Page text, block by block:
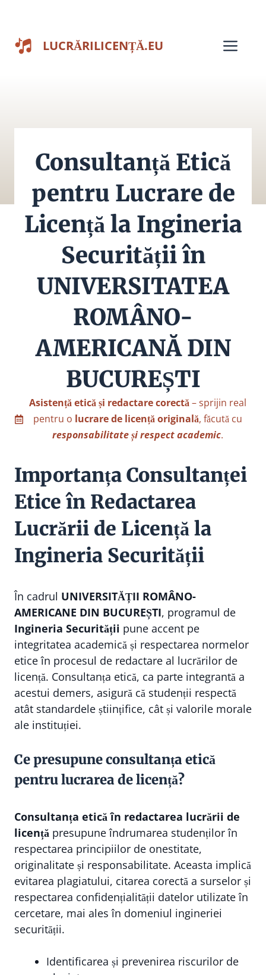
conținut
LUCRĂRILICENȚĂ.EU
Consultanță Etică
pentru Lucrare de
Licență la Ingineria
Securității în
UNIVERSITATEA
ROMÂNO-
AMERICANĂ DIN
BUCUREȘTI
Asistență etică și redactare corectă– sprijin real
pentru o lucrare de licență originală, făcută cu
responsabilitate și respect academic.
Importanța Consultanței
Etice în Redactarea
Lucrării de Licență la
Ingineria Securității
În cadrul UNIVERSITĂȚII ROMÂNO-
AMERICANE DIN BUCUREȘTI, programul de
Ingineria Securității pune accent pe
integritatea academică și respectarea normelor
etice în procesul de redactare al lucrărilor de
licență. Consultanța etică, ca parte integrantă a
acestui demers, asigură că studenții respectă
atât standardele științifice, cât și valorile morale
ale instituției.
Ce presupune consultanța etică
pentru lucrarea de licență?
Consultanța etică în redactarea lucrării de
licență presupune îndrumarea studenților în
respectarea principiilor de onestitate,
originalitate și responsabilitate. Aceasta implică
evitarea plagiatului, citarea corectă a surselor și
respectarea confidențialității datelor utilizate în
cercetare, mai ales în domeniul ingineriei
securității.
Identificarea și prevenirea riscurilor de